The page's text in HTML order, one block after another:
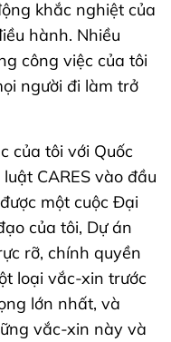
khắc nghiệt của
hành. Nhiều
công việc của tôi
người đi làm trở
của tôi với Quốc
CARES vào đầu
một cuộc Đại
của tôi, Dự án
rỡ, chính quyền
loại vắc-xin trước
lớn nhất, và
vắc-xin này và